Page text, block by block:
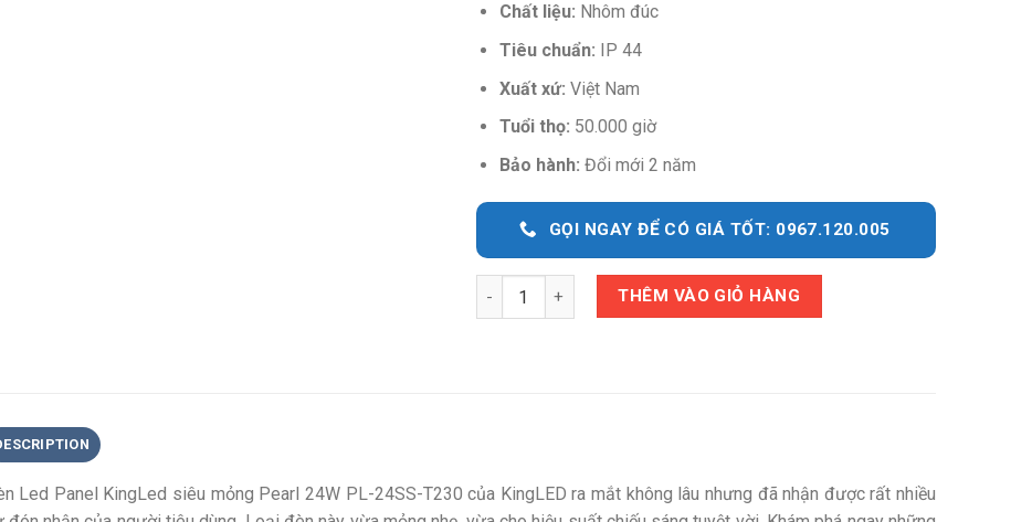
Chất liệu: Nhôm đúc
Tiêu chuẩn: IP 44
Xuất xứ: Việt Nam
Tuổi thọ: 50.000 giờ
Bảo hành: Đổi mới 2 năm
GỌI NGAY ĐỂ CÓ GIÁ TỐT: 0967.120.005
Quantity THÊM VÀO GIỎ HÀNG
Led Panel KingLed siêu mỏng Pearl 24W PL-24SS-T230 của KingLED ra mắt không lâu nhưng đã nhận được rất nhiều